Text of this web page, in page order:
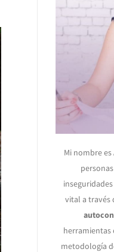
Mi nombre
vital a través
herramientas
metodología